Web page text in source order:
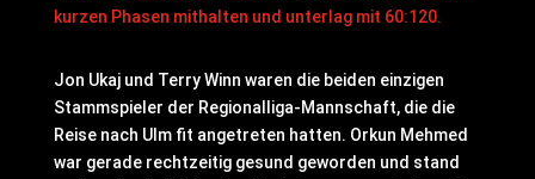
kurzen Phasen mithalten und unterlag mit 60:120.
Jon Ukaj und Terry Winn waren die beiden einzigen
Stammspieler der Regionalliga-Mannschaft, die die
Reise nach Ulm fit angetreten hatten. Orkun Mehmed
war gerade rechtzeitig gesund geworden und stand